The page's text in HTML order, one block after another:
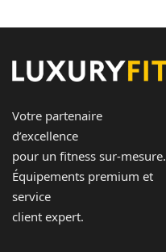
Votre partenaire
d’excellence
pour un fitness sur-mesure.
Équipements premium et
service
client expert.